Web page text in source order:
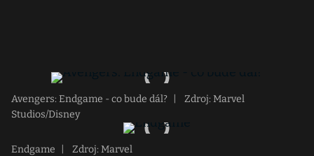
Avengers: Endgame - co bude dál?
Zdroj: Marvel
Studios/Disney
Endgame Zdroj: Marvel